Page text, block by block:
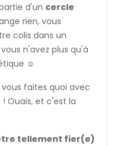
d'un cercle
rien, vous
colis dans un
n'avez plus qu'à
☺️
faites quoi avec
Ouais, et c'est la
tellement fier(e)